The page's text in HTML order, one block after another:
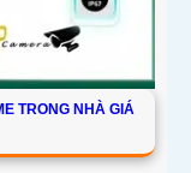
TRONG NHÀ GIÁ